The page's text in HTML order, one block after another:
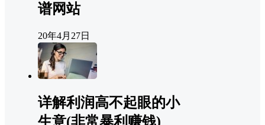
谱网站
20年4月27日
详解利润高不起眼的小
生意(非常暴利赚钱)